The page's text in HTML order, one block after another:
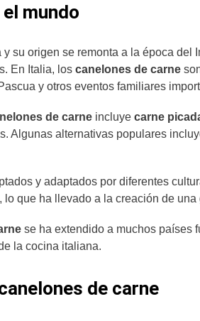
mundo
su origen se remonta a la época del
En Italia, los canelones de carne
y otros eventos familiares
de carne incluye carne
Algunas alternativas populares
y adaptados por diferentes
que ha llevado a la creación de una
se ha extendido a muchos países
la cocina italiana.
de carne